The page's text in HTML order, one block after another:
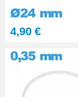
4,90 €